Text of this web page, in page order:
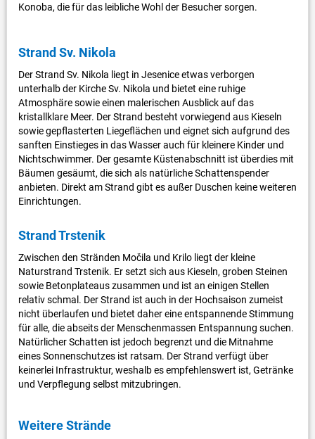
Konoba, die für das leibliche Wohl der Besucher sorgen.
Strand Sv. Nikola
Der Strand Sv. Nikola liegt in Jesenice etwas verborgen
unterhalb der Kirche Sv. Nikola und bietet eine ruhige
Atmosphäre sowie einen malerischen Ausblick auf das
kristallklare Meer. Der Strand besteht vorwiegend aus Kieseln
sowie gepflasterten Liegeflächen und eignet sich aufgrund des
sanften Einstieges in das Wasser auch für kleinere Kinder und
Nichtschwimmer. Der gesamte Küstenabschnitt ist überdies mit
Bäumen gesäumt, die sich als natürliche Schattenspender
anbieten. Direkt am Strand gibt es außer Duschen keine weiteren
Einrichtungen.
Strand Trstenik
Zwischen den Stränden Močila und Krilo liegt der kleine
Naturstrand Trstenik. Er setzt sich aus Kieseln, groben Steinen
sowie Betonplateaus zusammen und ist an einigen Stellen
relativ schmal. Der Strand ist auch in der Hochsaison zumeist
nicht überlaufen und bietet daher eine entspannende Stimmung
für alle, die abseits der Menschenmassen Entspannung suchen.
Natürlicher Schatten ist jedoch begrenzt und die Mitnahme
eines Sonnenschutzes ist ratsam. Der Strand verfügt über
keinerlei Infrastruktur, weshalb es empfehlenswert ist, Getränke
und Verpflegung selbst mitzubringen.
Weitere Strände